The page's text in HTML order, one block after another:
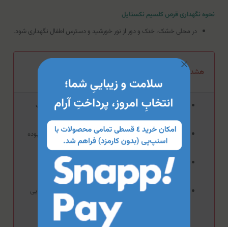
نحوه نگهداری قرص کلسیم نکستایل
در محلی خشک، خنک و دور از نور خورشید و دسترس اطفال نگهداری شود.
هشدار مصرف قرص کلسیم نکستایل
افراد باردار و یا شیرده، قبل از مصرف این فرآورده باید با پزشک
مشورت کنند.
این فرآورده جهت تشخیص، درمان و یا پیشگیری از بیماری نبوده
و صرفا یک داروی مکمل خواهدبود.
مصرف این دارو در افرادی که داروهای ضدانعقادی را مصرف
می‌کنند، باید تحت نظارت پزشک صورت گیرد.
مصرف این دارو در افراد دیابتی و افرادی که به محصولات دریایی
آلرژی دارند، باید تحت نظارت پزشک صورت گیرد.